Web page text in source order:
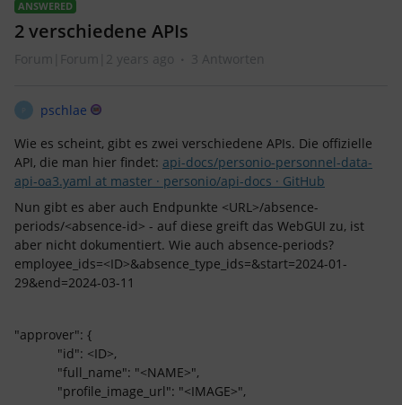
ANSWERED
2 verschiedene APIs
Forum|Forum|2 years ago 3 Antworten
pschlae
Wie es scheint, gibt es zwei verschiedene APIs. Die offizielle
API, die man hier findet: api-docs/personio-personnel-data-
api-oa3.yaml at master · personio/api-docs · GitHub
Nun gibt es aber auch Endpunkte <URL>/absence-
periods/<absence-id> - auf diese greift das WebGUI zu, ist
aber nicht dokumentiert. Wie auch absence-periods?
employee_ids=<ID>&absence_type_ids=&start=2024-01-
29&end=2024-03-11
"approver": {
"id": <ID>,
"full_name": "<NAME>",
"profile_image_url": "<IMAGE>",